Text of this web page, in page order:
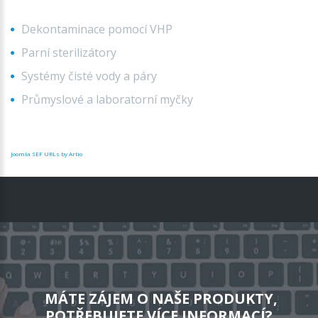
Dekontaminace pomocí VHP
Parní sterilizátory
Systémy čisté vody a páry
Průmyslové a laboratorní myčky
Joomla SEF URLs by Artio
MÁTE ZÁJEM O NAŠE PRODUKTY,